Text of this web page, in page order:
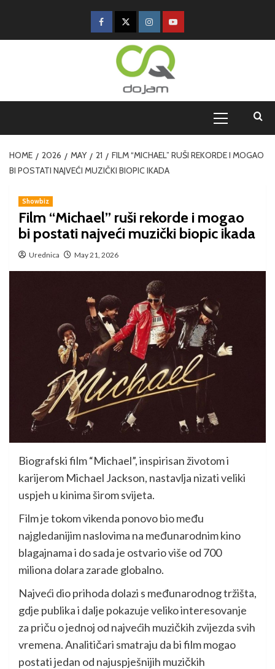
HOME 2026 MAY 21
FILM “MICHAEL” RUŠI REKORDE I MOGAO
BI POSTATI NAJVEĆI MUZIČKI BIOPIC IKADA
Showbiz
Film “Michael” ruši rekorde i mogao
bi postati najveći muzički biopic ikada
Urednica May 21, 2026
Biografski film “Michael”, inspirisan životom i
karijerom Michael Jackson, nastavlja nizati veliki
uspjeh u kinima širom svijeta.
Film je tokom vikenda ponovo bio među
najgledanijim naslovima na međunarodnim kino
blagajnama i do sada je ostvario više od 700
miliona dolara zarade globalno.
Najveći dio prihoda dolazi s međunarodnog tržišta,
gdje publika i dalje pokazuje veliko interesovanje
za priču o jednoj od najvećih muzičkih zvijezda svih
vremena. Analitičari smatraju da bi film mogao
postati jedan od najuspješnijih muzičkih